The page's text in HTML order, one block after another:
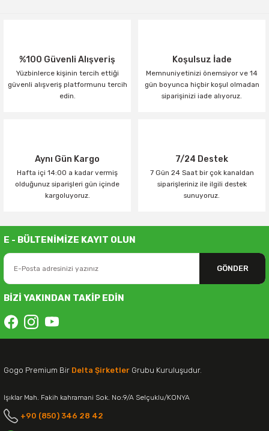
%100 Güvenli Alışveriş
Yüzbinlerce kişinin tercih ettiği
güvenli alışveriş platformunu tercih
edin.
Koşulsuz İade
Memnuniyetinizi önemsiyor ve 14
gün boyunca hiçbir koşul olmadan
siparişinizi iade alıyoruz.
Aynı Gün Kargo
Hafta içi 14:00 a kadar vermiş
olduğunuz siparişleri gün içinde
kargoluyoruz.
7/24 Destek
7 Gün 24 Saat bir çok kanaldan
siparişleriniz ile ilgili destek
sunuyoruz.
E - BÜLTENİMİZE KAYIT OLUN
GÖNDER
BİZİ YAKINDAN TAKİP EDİN
Gogo Premium Bir Delta Şirketler Grubu Kuruluşudur.
Işıklar Mah. Fakih kahramani Sok. No:9/A Selçuklu/KONYA
+90 (850) 346 28 42